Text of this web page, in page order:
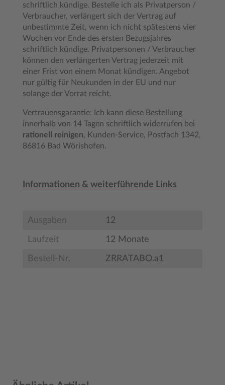
schriftlich kündige. Bestelle ich als Privatperson /
Verbraucher, verlängert sich der Vertrag auf
unbestimmte Zeit, wenn ich nicht spätestens vier
Wochen vor Ende des ersten Bezugsjahres
schriftlich kündige. Privatpersonen / Verbraucher
können den verlängerten Vertrag jederzeit mit
einer Frist von einem Monat kündigen. Angebot
nur gültig für Neukunden in der EU und nur
solange der Vorrat reicht.
Vertrauensgarantie: Ich kann diese Bestellung
innerhalb von 14 Tagen schriftlich widerrufen bei
rationell reinigen, Kunden-Service, Postfach 1342,
86816 Bad Wörishofen.
Informationen & weiterführende Links
Ausgaben 12
Laufzeit 12 Monate
Bestell-Nr. ZRRATABO.a1